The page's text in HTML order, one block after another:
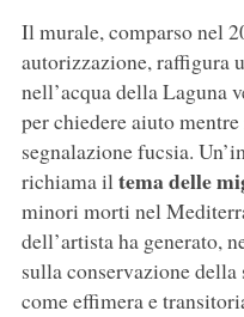
Il murale, comparso nel
autorizzazione, raffigura
nell’acqua della Laguna
per chiedere aiuto
segnalazione fucsia.
richiama iltema delle
minori morti nel
dell’artista ha generato,
sulla conservazione della
come effimera e